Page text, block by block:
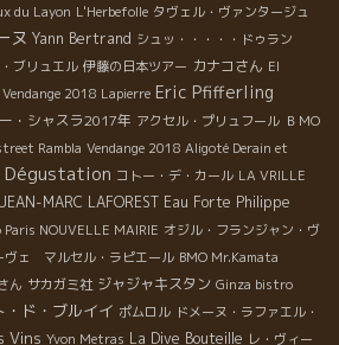
du Layon L'Herbefolle タヴェル・ヴァンタージュ
ヌ Yann Bertrand シュッ・・・・・ドゥラン
ブリュエル 伊藤の日本ツアー カナコさん El
Vendange 2018 Lapierre Eric Pfifferling
・シャスラ2017年 アクセル・プリュフール ＢＭО
Rambla Vendange 2018 Aligoté Derain et
Dégustation コトー・デ・カール LA VRILLE
MARC LAFOREST Eau Forte Philippe
NOUVELLE MAIRIE オジル・フランジャン・ヴ
ヴェ マルセル・ラピエール BMO Mr.Kamata
ん サカガミ社 ジャジャキスタン Ginza bistro
・ド・ブルイイ ポムロル ドメーヌ・ラファエル・
Vins Yvon Metras La Dive Bouteille レ・ヴィー